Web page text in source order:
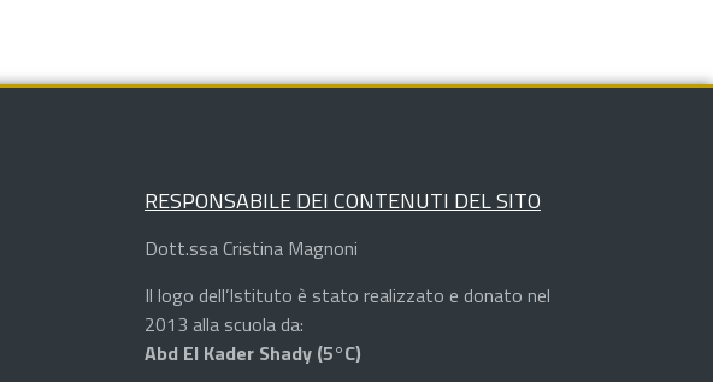
RESPONSABILE DEI CONTENUTI DEL SITO
Dott.ssa Cristina Magnoni
Il logo dell’Istituto è stato realizzato e donato nel
2013 alla scuola da:
Abd El Kader Shady (5°C)